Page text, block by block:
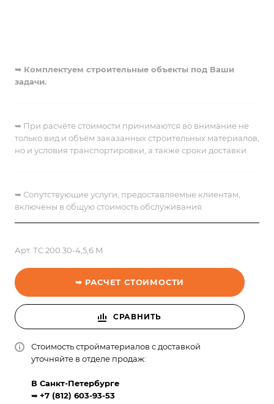
➥ Комплектуем строительные объекты под Ваши
задачи.
➥ При расчёте стоимости принимаются во внимание не
только вид и объём заказанных строительных материалов,
но и условия транспортировки, а также сроки доставки.
➥ Сопутствующие услуги, предоставляемые клиентам,
включены в общую стоимость обслуживания.
Арт. ТС 200.30-4,5,6 М
➥ РАСЧЕТ СТОИМОСТИ
СРАВНИТЬ
Стоимость стройматериалов с доставкой
уточняйте в отделе продаж:
В Санкт-Петербурге
➥ +7 (812) 603-93-53